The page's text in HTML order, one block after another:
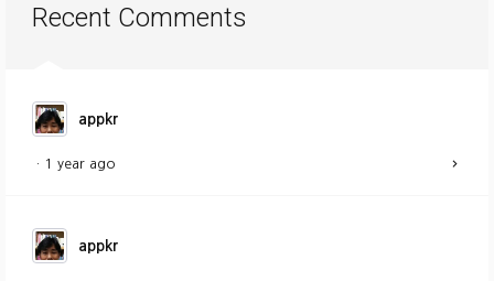
Recent Comments
appkr
· 1 year ago
appkr